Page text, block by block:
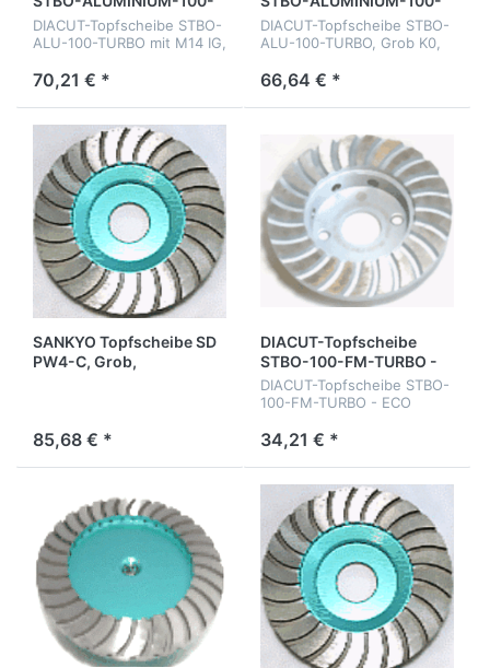
TURBO, mit Alu Träger
Grob K0, METALLISCH mit
DIACUT-Topfscheibe STBO-
ALU-100-TURBO mit M14 IG,
Aluminium Trägerkörper
70,21 € *
TURBO, mit Alu Träger
Grob K0, METALLISCH
DIACUT-Topfscheibe STBO-
ALU-100-TURBO, Grob K0,
Trägerkörper
66,64 € *
SANKYO Topfscheibe SD
PW4-C, Grob,
85,68 € *
DIACUT-Topfscheibe
STBO-100-FM-TURBO -
ECO
DIACUT-Topfscheibe STBO-
100-FM-TURBO - ECO
34,21 € *